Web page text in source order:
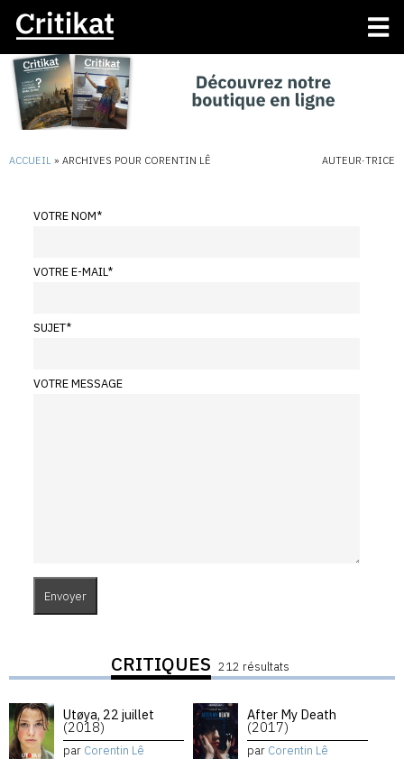
ACCUEIL » ARCHIVES POUR CORENTIN LÊ AUTEUR·TRICE
VOTRE NOM*
VOTRE E-MAIL*
SUJET*
VOTRE MESSAGE
CRITIQUES 212 résultats
Utøya, 22 juillet
(2018)
par Corentin Lê
After My Death
(2017)
par Corentin Lê